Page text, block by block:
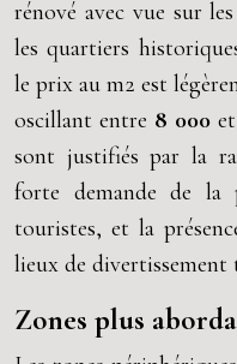
rénové avec vue sur
les quartiers
le prix au m2 est
oscillant entre 8 000 et
sont justifiés par la
forte demande de la
touristes, et la
lieux de divertissement
Zones plus